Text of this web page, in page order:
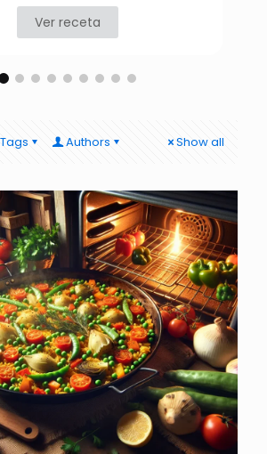
Ver receta
Tags Authors Show all